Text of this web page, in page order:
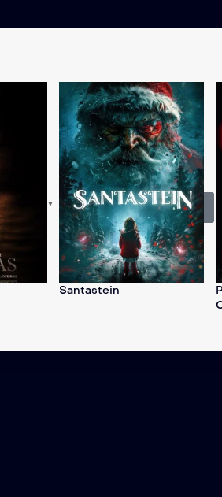
Santastein
English ▼ Subscribe Now